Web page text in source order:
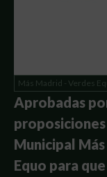
Más Madrid - Verdes
Aprobadas
Municipal
Equo para